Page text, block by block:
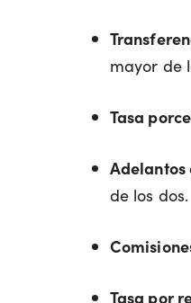
mayor de
Tasa
Adelantos
de los dos.
Tasa por